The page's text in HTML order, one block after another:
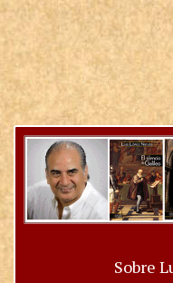
Sobre